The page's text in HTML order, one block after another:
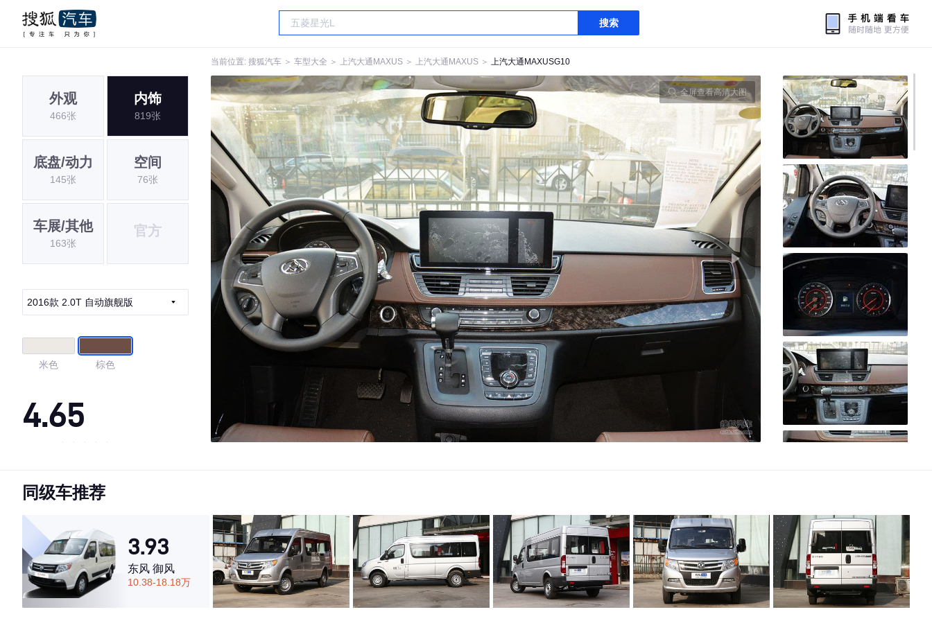
搜索
当前位置: 搜狐汽车 ＞ 车型大全 ＞ 上汽大通MAXUS ＞ 上汽大通MAXUS ＞ 上汽大通MAXUSG10
外观
466张
内饰
819张
底盘/动力
145张
空间
76张
车展/其他
163张
官方
2016款 2.0T 自动旗舰版
米色 棕色
4.65
·内饰表现一般，低于75%同级车
·空间表现较为优秀，优于52%同级车
全屏查看高清大图
同级车推荐
3.93
东风 御风
10.38-18.18万